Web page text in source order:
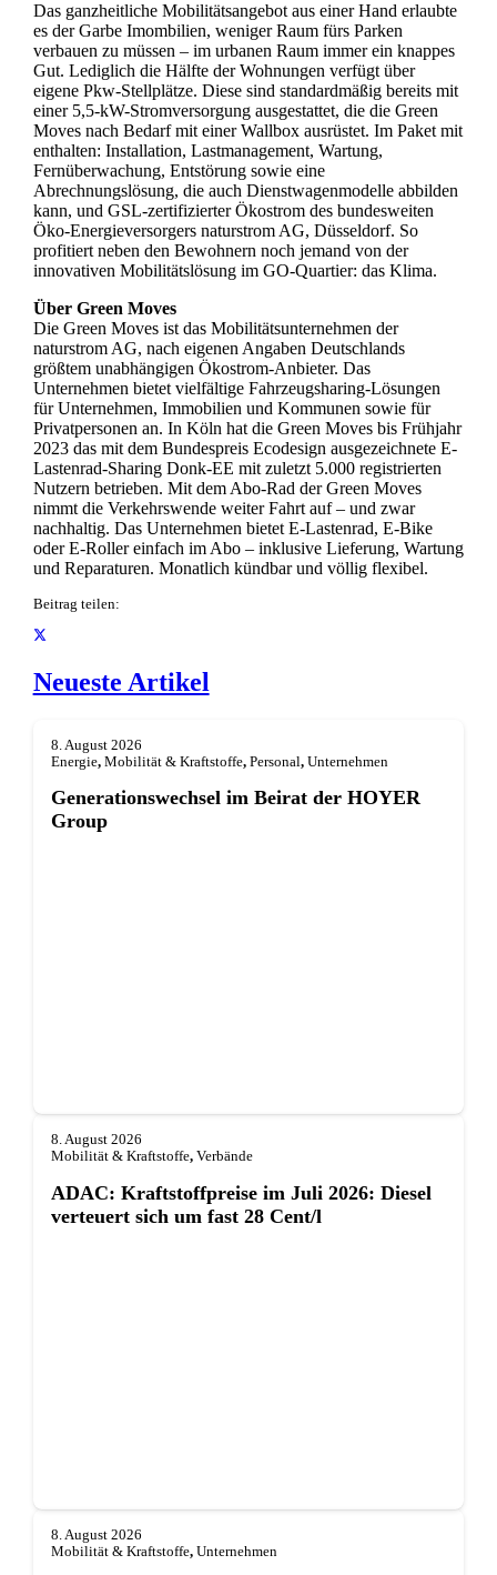
Das ganzheitliche Mobilitätsangebot aus einer Hand erlaubte
es der Garbe Imombilien, weniger Raum fürs Parken
verbauen zu müssen – im urbanen Raum immer ein knappes
Gut. Lediglich die Hälfte der Wohnungen verfügt über
eigene Pkw-Stellplätze. Diese sind standardmäßig bereits mit
einer 5,5-kW-Stromversorgung ausgestattet, die die Green
Moves nach Bedarf mit einer Wallbox ausrüstet. Im Paket mit
enthalten: Installation, Lastmanagement, Wartung,
Fernüberwachung, Entstörung sowie eine
Abrechnungslösung, die auch Dienstwagenmodelle abbilden
kann, und GSL-zertifizierter Ökostrom des bundesweiten
Öko-Energieversorgers naturstrom AG, Düsseldorf. So
profitiert neben den Bewohnern noch jemand von der
innovativen Mobilitätslösung im GO-Quartier: das Klima.
Über Green Moves
Die Green Moves ist das Mobilitätsunternehmen der
naturstrom AG, nach eigenen Angaben Deutschlands
größtem unabhängigen Ökostrom-Anbieter. Das
Unternehmen bietet vielfältige Fahrzeugsharing-Lösungen
für Unternehmen, Immobilien und Kommunen sowie für
Privatpersonen an. In Köln hat die Green Moves bis Frühjahr
2023 das mit dem Bundespreis Ecodesign ausgezeichnete E-
Lastenrad-Sharing Donk-EE mit zuletzt 5.000 registrierten
Nutzern betrieben. Mit dem Abo-Rad der Green Moves
nimmt die Verkehrswende weiter Fahrt auf – und zwar
nachhaltig. Das Unternehmen bietet E-Lastenrad, E-Bike
oder E-Roller einfach im Abo – inklusive Lieferung, Wartung
und Reparaturen. Monatlich kündbar und völlig flexibel.
Beitrag teilen:
Neueste Artikel
8. August 2026
Energie, Mobilität & Kraftstoffe, Personal, Unternehmen
Generationswechsel im Beirat der HOYER
Group
8. August 2026
Mobilität & Kraftstoffe, Verbände
ADAC: Kraftstoffpreise im Juli 2026: Diesel
verteuert sich um fast 28 Cent/l
8. August 2026
Mobilität & Kraftstoffe, Unternehmen